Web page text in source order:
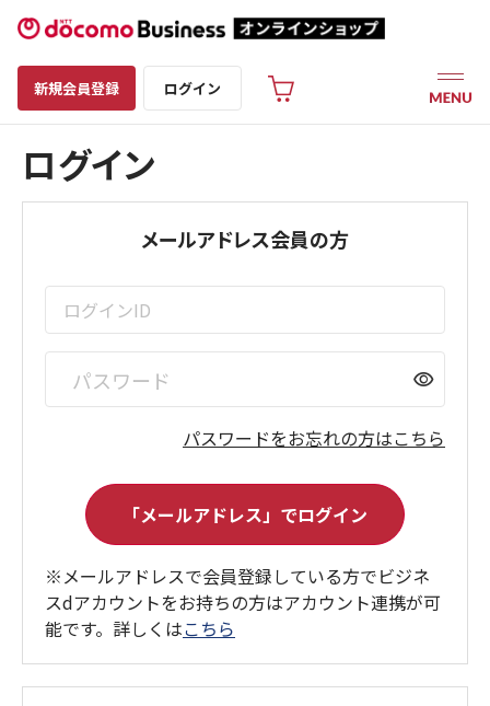
新規会員登録 ログイン
ログイン
メールアドレス会員の方
visibility
パスワードをお忘れの方はこちら
※メールアドレスで会員登録している方でビジネ
スdアカウントをお持ちの方はアカウント連携が可
能です。詳しくはこちら